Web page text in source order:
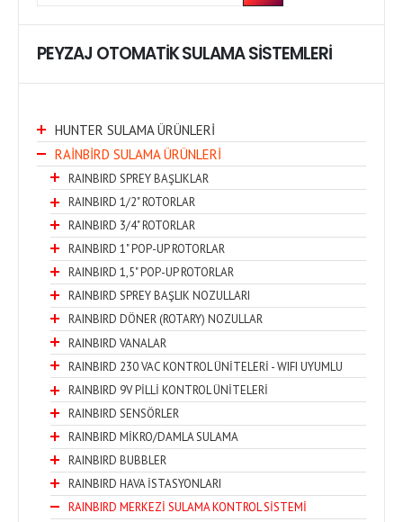
PEYZAJ OTOMATİK SULAMA SİSTEMLERİ
HUNTER SULAMA ÜRÜNLERİ
RAİNBİRD SULAMA ÜRÜNLERİ
RAINBIRD SPREY BAŞLIKLAR
RAINBIRD 1/2" ROTORLAR
RAINBIRD 3/4" ROTORLAR
RAINBIRD 1" POP-UP ROTORLAR
RAINBIRD 1,5" POP-UP ROTORLAR
RAINBIRD SPREY BAŞLIK NOZULLARI
RAINBIRD DÖNER (ROTARY) NOZULLAR
RAINBIRD VANALAR
RAINBIRD 230 VAC KONTROL ÜNİTELERİ - WIFI UYUMLU
RAINBIRD 9V PİLLİ KONTROL ÜNİTELERİ
RAINBIRD SENSÖRLER
RAINBIRD MİKRO/DAMLA SULAMA
RAINBIRD BUBBLER
RAINBIRD HAVA İSTASYONLARI
RAINBIRD MERKEZİ SULAMA KONTROL SİSTEMİ